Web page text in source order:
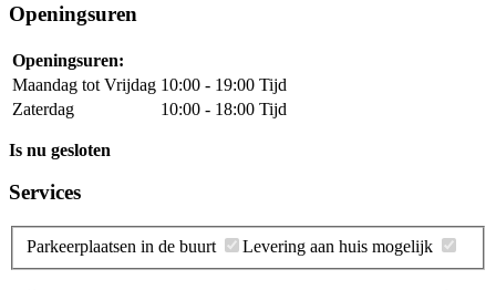
Openingsuren
Openingsuren:
Maandag tot Vrijdag 10:00 - 19:00 Tijd
Zaterdag
10:00 - 18:00 Tijd
Is nu gesloten
Services
Parkeerplaatsen in de buurt Levering aan huis mogelijk